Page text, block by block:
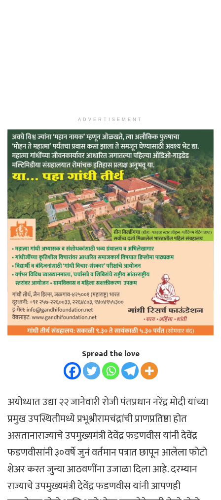
ADVERTISEMENT
Spread the love
अयोध्यात उद्या २२ जानेवारी रोजी पंतप्रधान नरेंद्र मोदी यांच्या
प्रमुख उपस्थितीमध्ये प्रभूश्रीरामचंद्रांची प्राणप्रतिष्ठा होत
असतानाराज्याचे उपमुख्यमंत्री देवेंद्र फडणवीस यांनी देवेंद्र
फडणवीसांनी ३०वर्षे जुनं वर्तमान पत्रात छापून आलेला फोटो
शेअर करत जुन्या आठवणींना उजाळा दिला आहे. दरम्यान
राज्याचे उपमुख्यमंत्री देवेंद्र फडणवीस यांनी आपणही